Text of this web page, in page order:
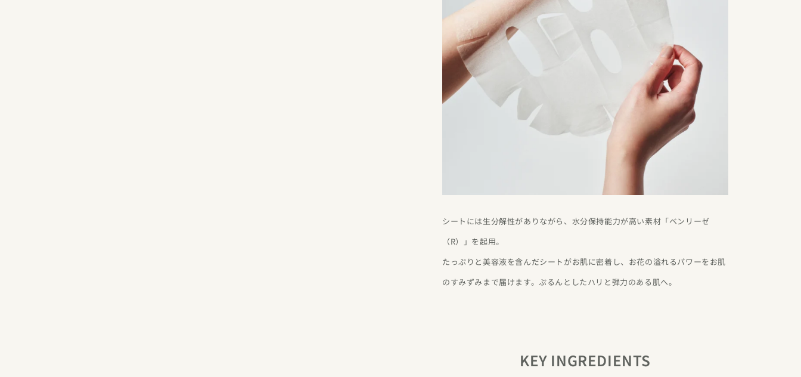
シートには生分解性がありながら、水分保持能力が高い素材「ベンリーゼ
（R）」を起用。
たっぷりと美容液を含んだシートがお肌に密着し、お花の溢れるパワーをお肌
のすみずみまで届けます。ぷるんとしたハリと弾力のある肌へ。
KEY INGREDIENTS